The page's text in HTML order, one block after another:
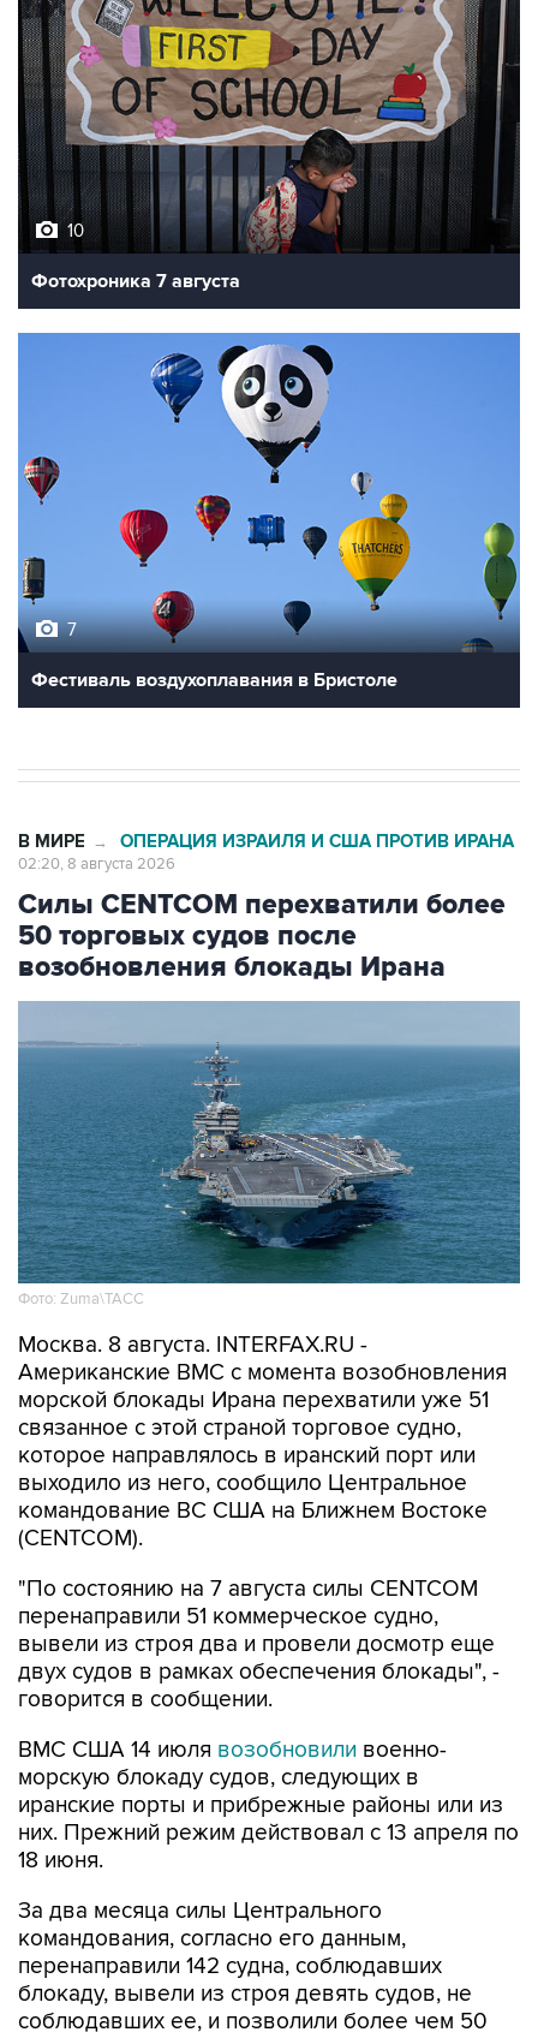
10
Фотохроника 7 августа
7
Фестиваль воздухоплавания в Бристоле
В МИРЕ → ОПЕРАЦИЯ ИЗРАИЛЯ И США ПРОТИВ ИРАНА
02:20, 8 августа 2026
Силы CENTCOM перехватили более
50 торговых судов после
возобновления блокады Ирана
Фото: Zuma\ТАСС
Москва. 8 августа. INTERFAX.RU -
Американские ВМС с момента возобновления
морской блокады Ирана перехватили уже 51
связанное с этой страной торговое судно,
которое направлялось в иранский порт или
выходило из него, сообщило Центральное
командование ВС США на Ближнем Востоке
(CENTCOM).
"По состоянию на 7 августа силы CENTCOM
перенаправили 51 коммерческое судно,
вывели из строя два и провели досмотр еще
двух судов в рамках обеспечения блокады", -
говорится в сообщении.
ВМС США 14 июля возобновили военно-
морскую блокаду судов, следующих в
иранские порты и прибрежные районы или из
них. Прежний режим действовал с 13 апреля по
18 июня.
За два месяца силы Центрального
командования, согласно его данным,
перенаправили 142 судна, соблюдавших
блокаду, вывели из строя девять судов, не
соблюдавших ее, и позволили более чем 50